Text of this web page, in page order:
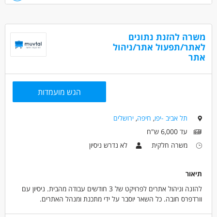
- הובלת האסטרטגיה: אחריות על הקו התוכני באתר, שמירה על דיוק
פרטים נוספים:
משרה מלאה במשרדי המערכת בתל אביב (ללא לילות).
- יכולת הובלה: יחסי אנוש מעולים וכושר הנעת צוות עורכים וכתבים.
- עבודה בסביבה דינמית: קור רוח וסמכותיות בקבלת החלטות מהירות
תחת לחץ.
- ניסיון ניהולי קודם או תואר בתקשורת - יתרון.
מאפייני משרה
משרה בכירה
בונוס למתמידים
משרה להזנת נתונים
לאתר/תפעול אתר/ניהול
אתר
הגש מועמדות
תל אביב -יפו, חיפה,ירושלים
עד 6,000 ש"ח
משרה חלקית
לא נדרש ניסיון
תיאור
להזנה וניהול אתרים לפרויקט של 3 חודשים עבודה מהבית. ניסיון עם
וורדפרס חובה. כל השאר יוסבר על ידי מתכנת ומנהל האתרים.